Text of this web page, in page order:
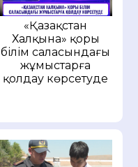
«Қазақстан
Халқына» қоры
білім саласындағы
жұмыстарға
қолдау көрсетуде